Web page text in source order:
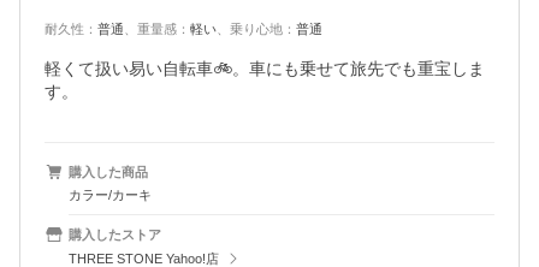
耐久性 ： 普通 重量感 ： 軽い 乗り心地 ： 普通
軽くて扱い易い自転車🚲。車にも乗せて旅先でも重宝しま
す。
購入した商品
カラー/カーキ
購入したストア
THREE STONE Yahoo!店